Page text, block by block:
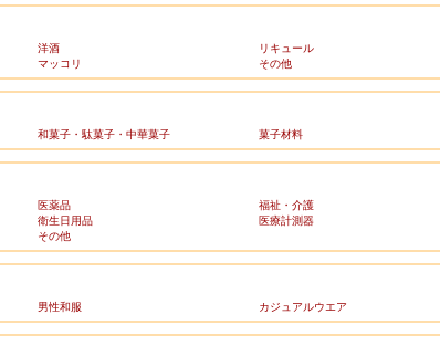
洋酒 リキュール
マッコリ その他
和菓子・駄菓子・中華菓子 菓子材料
医薬品 福祉・介護
衛生日用品 医療計測器
その他
男性和服 カジュアルウエア